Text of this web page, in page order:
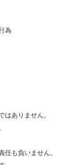
為
ありません。
も負いません。